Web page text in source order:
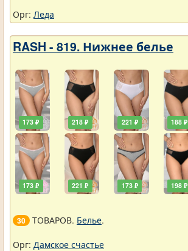
Орг: Леда
RASH - 819. Нижнее белье
173 ₽
173 ₽
218 ₽
221 ₽
221 ₽
173 ₽
188 ₽
198 ₽
30 ТОВАРОВ. Белье.
Орг: Дамское счастье